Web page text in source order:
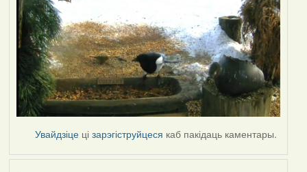
Увайдзіце цізарэгіструйцеся каб пакідаць каментары.